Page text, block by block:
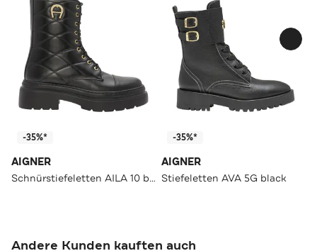
-35%*
AIGNER
Schnürstiefeletten AILA 10 black
-35%*
AIGNER
Stiefeletten AVA 5G black
Andere Kunden kauften auch